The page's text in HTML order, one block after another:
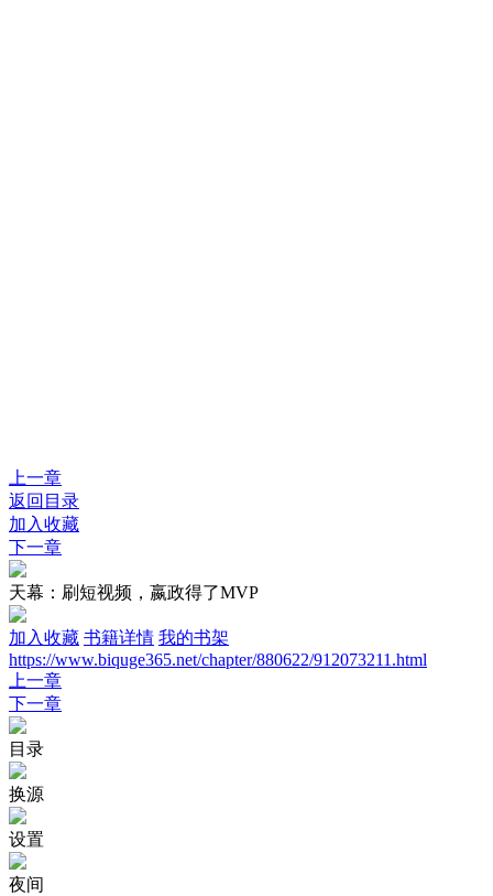
上一章
返回目录
加入收藏
下一章
天幕：刷短视频，嬴政得了MVP
加入收藏 书籍详情 我的书架
https://www.biquge365.net/chapter/880622/912073211.html
上一章
下一章
目录
换源
设置
夜间